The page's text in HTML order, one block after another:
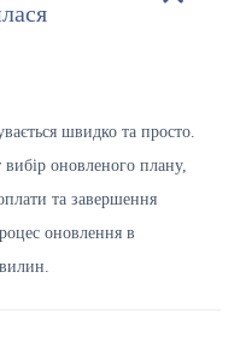
швидко та просто.
оновленого плану,
та завершення
оновлення в